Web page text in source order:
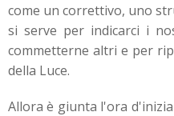
come un correttivo, uno
si serve per indicarci i
commetterne altri e per
della Luce.
Allora è giunta l'ora